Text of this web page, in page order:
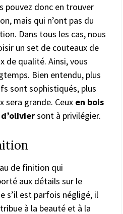
pouvez donc en trouver
mais qui n’ont pas du
Dans tous les cas, nous
un set de couteaux de
de qualité. Ainsi, vous
Bien entendu, plus
sont sophistiqués, plus
grande. Ceux en bois
sont à privilégier.
de finition qui
aux détails sur le
s’il est parfois négligé, il
à la beauté et à la